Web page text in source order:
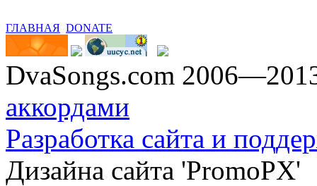
ГЛАВНАЯ DONATE
DvaSongs.com
аккордами
Разработка сайта и
Дизайна сайта 'PromoPX'